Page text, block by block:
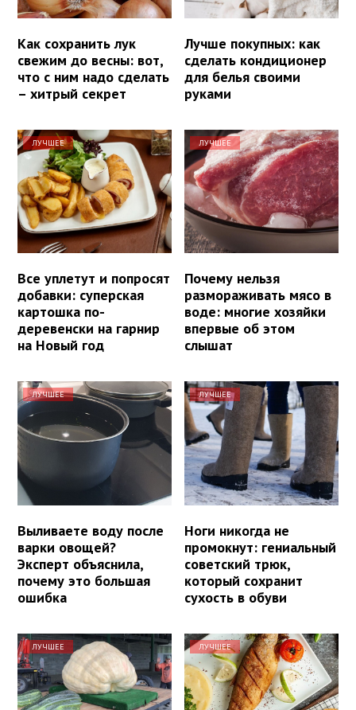
Как сохранить лук
свежим до весны: вот,
что с ним надо сделать
– хитрый секрет
Лучше покупных: как
сделать кондиционер
для белья своими
руками
ЛУЧШЕЕ
Все уплетут и попросят
добавки: суперская
картошка по-
деревенски на гарнир
на Новый год
ЛУЧШЕЕ
Почему нельзя
размораживать мясо в
воде: многие хозяйки
впервые об этом
слышат
ЛУЧШЕЕ
Выливаете воду после
варки овощей?
Эксперт объяснила,
почему это большая
ошибка
ЛУЧШЕЕ
Ноги никогда не
промокнут: гениальный
советский трюк,
который сохранит
сухость в обуви
ЛУЧШЕЕ ЛУЧШЕЕ